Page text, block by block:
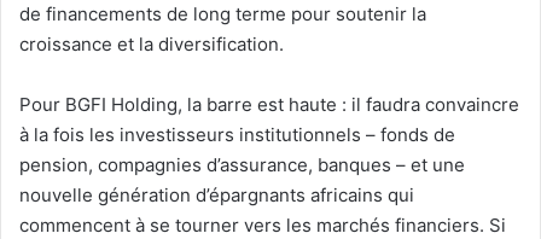
de financements de long terme pour soutenir la
croissance et la diversification.
Pour BGFI Holding, la barre est haute : il faudra convaincre
à la fois les investisseurs institutionnels – fonds de
pension, compagnies d’assurance, banques – et une
nouvelle génération d’épargnants africains qui
commencent à se tourner vers les marchés financiers. Si